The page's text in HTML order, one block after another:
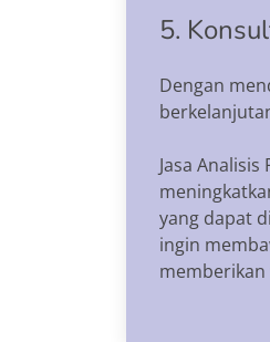
5.
Dengan
Jasa
yang dapat
ingin
memberikan